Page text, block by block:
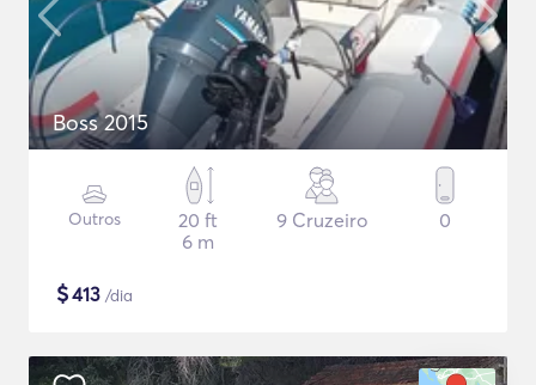
Βoss 2015
Outros
20 ft
6 m
9 Cruzeiro 0
$413 /dia